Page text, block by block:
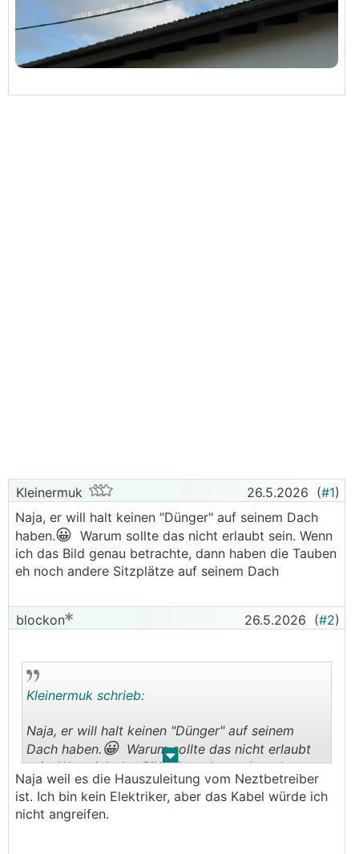
Kleinermuk 26.5.2026 (#1)
Naja, er will halt keinen "Dünger" auf seinem Dach
haben.😀 Warum sollte das nicht erlaubt sein. Wenn
ich das Bild genau betrachte, dann haben die Tauben
eh noch andere Sitzplätze auf seinem Dach
blockon 26.5.2026 (#2)
. .
Kleinermuk schrieb:
Naja, er will halt keinen "Dünger" auf seinem
Dach haben. 😀Warum sollte das nicht erlaubt
sein. Wenn ich das Bild genau betrachte, dann
haben die Tauben eh noch andere Sitzplätze auf
seinem Dach
Naja weil es die Hauszuleitung vom Neztbetreiber
ist. Ich bin kein Elektriker, aber das Kabel würde ich
nicht angreifen.